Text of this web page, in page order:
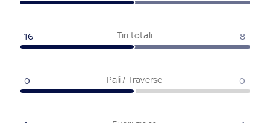
Tiri totali
16 8
Pali / Traverse
0 0